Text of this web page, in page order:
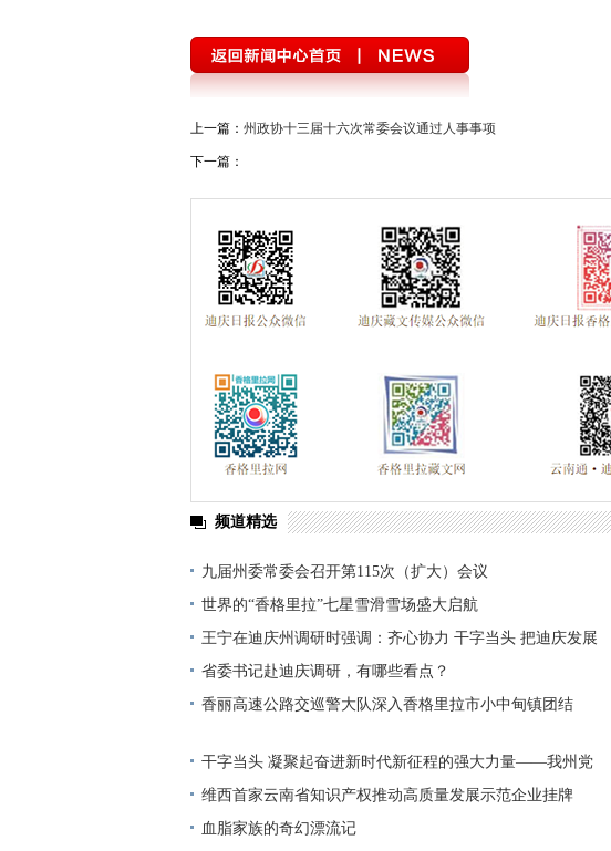
上一篇： 州政协十三届十六次常委会议通过人事事项
下一篇：
频道精选
九届州委常委会召开第115次（扩大）会议
世界的“香格里拉”七星雪滑雪场盛大启航
王宁在迪庆州调研时强调：齐心协力 干字当头 把迪庆发展
得更好建设得更美
省委书记赴迪庆调研，有哪些看点？
香丽高速公路交巡警大队深入香格里拉市小中甸镇团结
干字当头 凝聚起奋进新时代新征程的强大力量——我州党
员干部认真学习领会省委全会精神
维西首家云南省知识产权推动高质量发展示范企业挂牌
血脂家族的奇幻漂流记